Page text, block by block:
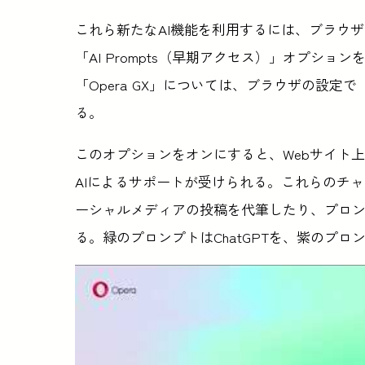
これら新たなAI機能を利用するには、ブラウ
「AI Prompts（早期アクセス）」オプショ
「Opera GX」については、ブラウザの設定
る。
このオプションをオンにすると、Webサイト
AIによるサポートが受けられる。これらのチ
ーシャルメディアの投稿を代筆したり、プロ
る。緑のプロンプトはChatGPTを、紫のプロ